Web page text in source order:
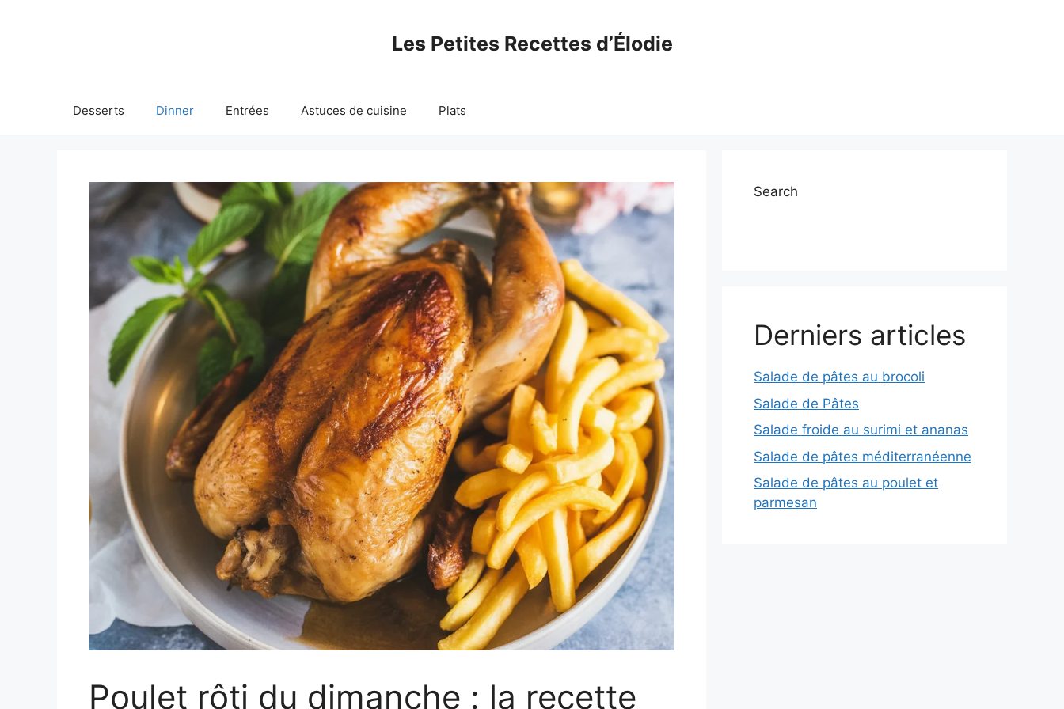
Les Petites Recettes d’Élodie
Desserts Dinner Entrées Astuces de cuisine Plats
Poulet rôti du dimanche : la recette
Search
Derniers articles
Salade de pâtes au brocoli
Salade de Pâtes
Salade froide au surimi et ananas
Salade de pâtes méditerranéenne
Salade de pâtes au poulet et
parmesan